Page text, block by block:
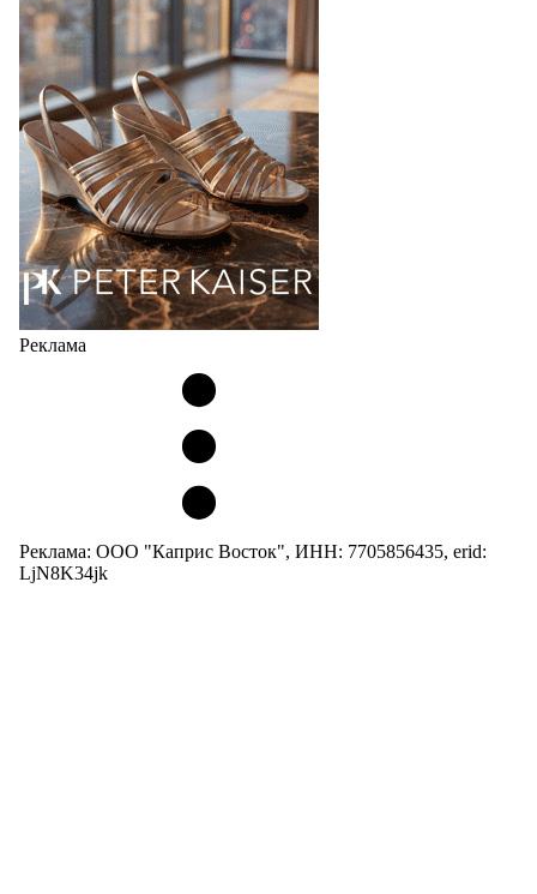
Гуанчжоу, столице моды Китая, является
профессиональной обувной компанией,
объединяющей разработку, производство и…
07.08.2026 776
Реклама
Реклама: ООО "Каприс Восток", ИНН: 7705856435, erid:
LjN8K34jk